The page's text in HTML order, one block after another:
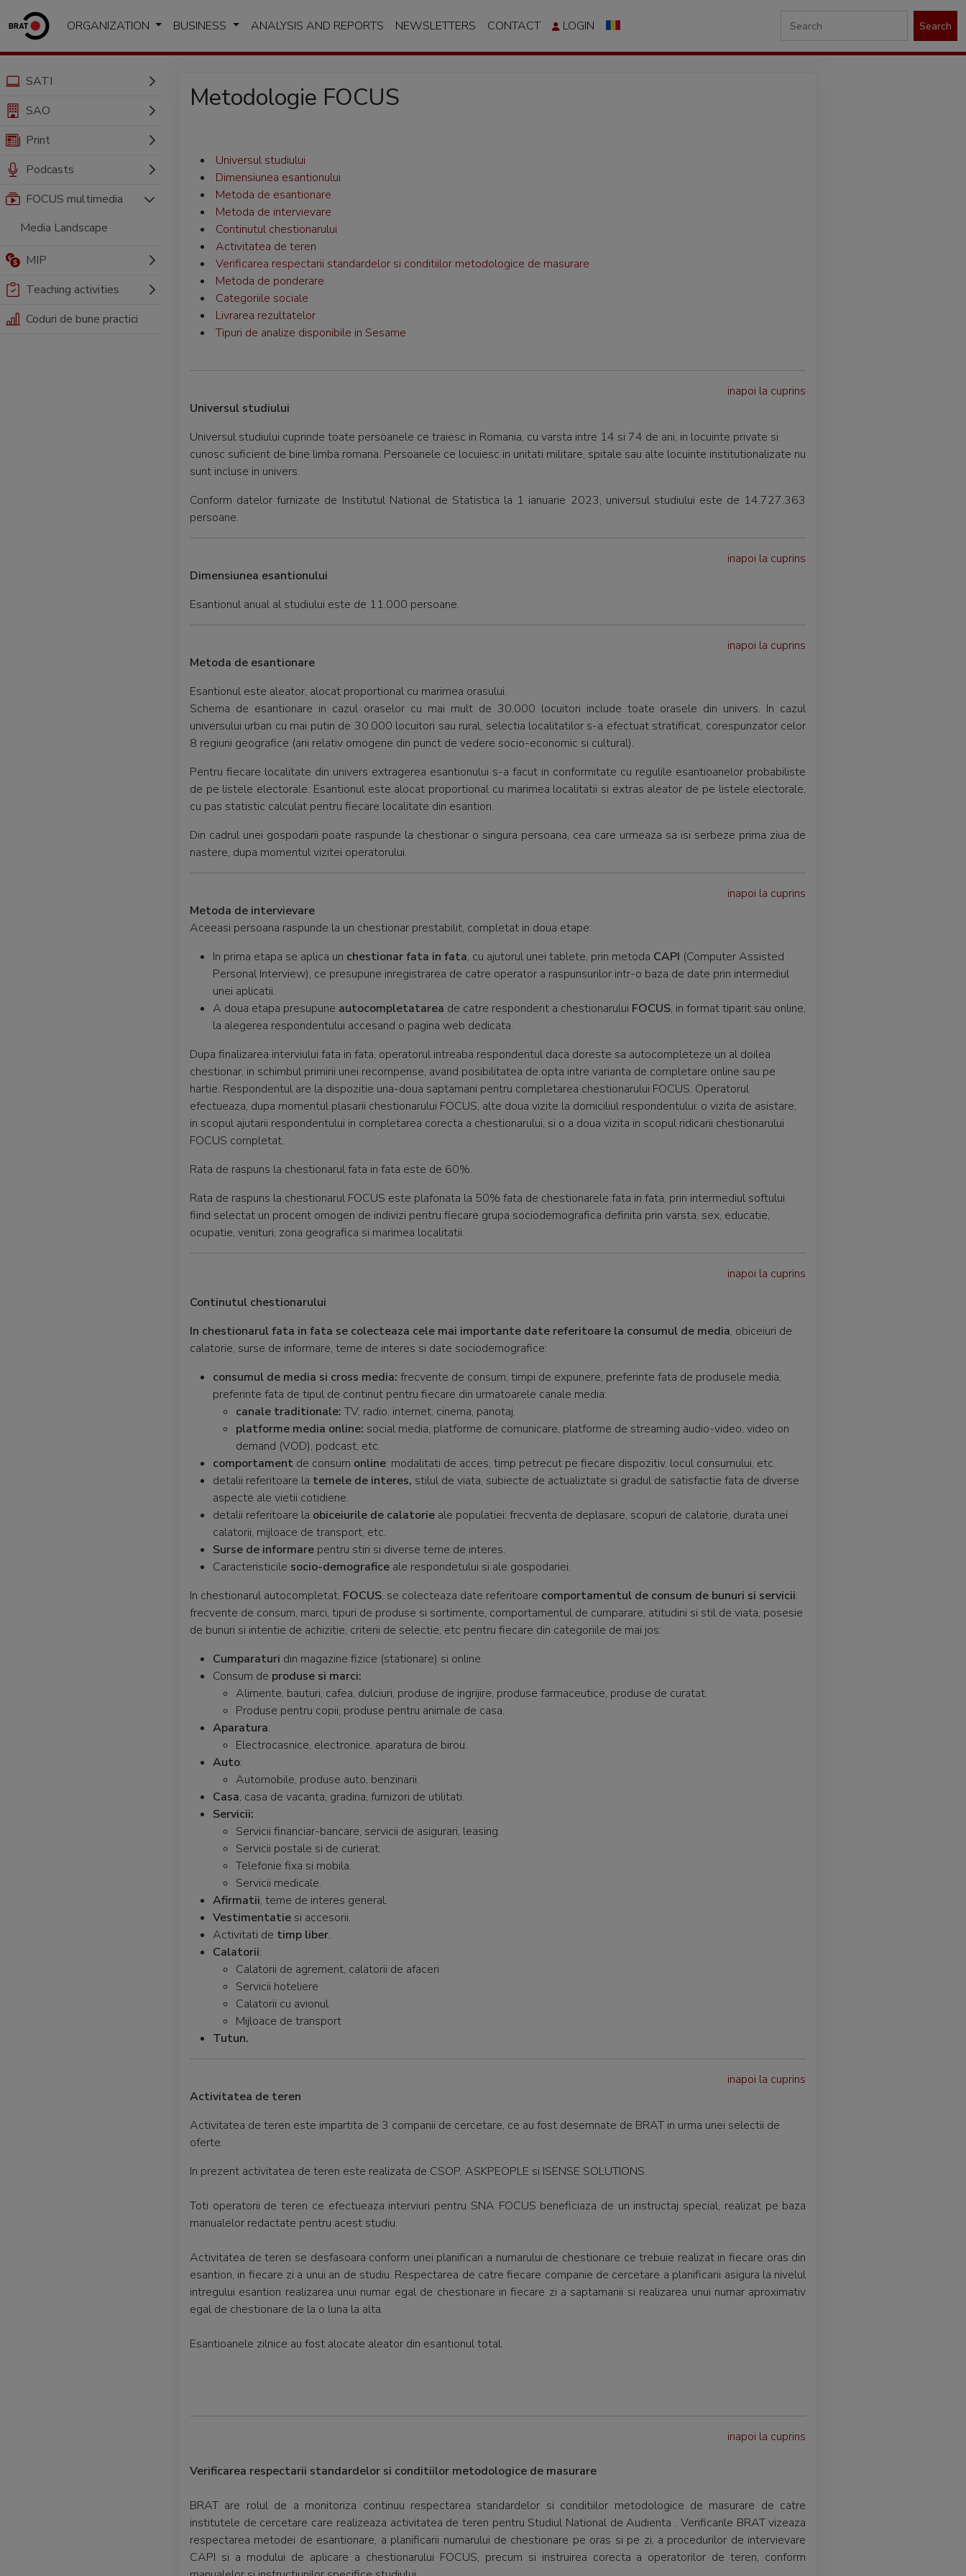
ORGANIZATION BUSINESS ANALYSIS AND REPORTS NEWSLETTERS CONTACT LOGIN Search
SATI
SAO
Print
Podcasts
FOCUS multimedia
Media Landscape
MIP
Teaching activities
Coduri de bune practici
Metodologie FOCUS
Universul studiului
Dimensiunea esantionului
Metoda de esantionare
Metoda de intervievare
Continutul chestionarului
Activitatea de teren
Verificarea respectarii standardelor si conditiilor metodologice de masurare
Metoda de ponderare
Categoriile sociale
Livrarea rezultatelor
Tipuri de analize disponibile in Sesame
inapoi la cuprins
Universul studiului
Universul studiului cuprinde toate persoanele ce traiesc in Romania, cu varsta intre 14 si 74 de ani, in locuinte private si
cunosc suficient de bine limba romana. Persoanele ce locuiesc in unitati militare, spitale sau alte locuinte institutionalizate nu
sunt incluse in univers.
Conform datelor furnizate de Institutul National de Statistica la 1 ianuarie 2023, universul studiului este de 14.727.363
persoane.
inapoi la cuprins
Dimensiunea esantionului
Esantionul anual al studiului este de 11.000 persoane.
inapoi la cuprins
Metoda de esantionare
Esantionul este aleator, alocat proportional cu marimea orasului.
Schema de esantionare in cazul oraselor cu mai mult de 30.000 locuitori include toate orasele din univers. In cazul
universului urban cu mai putin de 30.000 locuitori sau rural, selectia localitatilor s-a efectuat stratificat, corespunzator celor
8 regiuni geografice (arii relativ omogene din punct de vedere socio-economic si cultural).
Pentru fiecare localitate din univers extragerea esantionului s-a facut in conformitate cu regulile esantioanelor probabiliste
de pe listele electorale. Esantionul este alocat proportional cu marimea localitatii si extras aleator de pe listele electorale,
cu pas statistic calculat pentru fiecare localitate din esantion.
Din cadrul unei gospodarii poate raspunde la chestionar o singura persoana, cea care urmeaza sa isi serbeze prima ziua de
nastere, dupa momentul vizitei operatorului.
inapoi la cuprins
Metoda de intervievare
Aceeasi persoana raspunde la un chestionar prestabilit, completat in doua etape:
In prima etapa se aplica un chestionar fata in fata, cu ajutorul unei tablete, prin metoda CAPI (Computer Assisted
Personal Interview), ce presupune inregistrarea de catre operator a raspunsurilor intr-o baza de date prin intermediul
unei aplicatii.
A doua etapa presupune autocompletatarea de catre respondent a chestionarului FOCUS, in format tiparit sau online,
la alegerea respondentului accesand o pagina web dedicata.
Dupa finalizarea interviului fata in fata, operatorul intreaba respondentul daca doreste sa autocompleteze un al doilea
chestionar, in schimbul primirii unei recompense, avand posibilitatea de opta intre varianta de completare online sau pe
hartie. Respondentul are la dispozitie una-doua saptamani pentru completarea chestionarului FOCUS. Operatorul
efectueaza, dupa momentul plasarii chestionarului FOCUS, alte doua vizite la domiciliul respondentului: o vizita de asistare,
in scopul ajutarii respondentului in completarea corecta a chestionarului, si o a doua vizita in scopul ridicarii chestionarului
FOCUS completat.
Rata de raspuns la chestionarul fata in fata este de 60%.
Rata de raspuns la chestionarul FOCUS este plafonata la 50% fata de chestionarele fata in fata, prin intermediul softului
fiind selectat un procent omogen de indivizi pentru fiecare grupa sociodemografica definita prin varsta, sex, educatie,
ocupatie, venituri, zona geografica si marimea localitatii.
inapoi la cuprins
Continutul chestionarului
In chestionarul fata in fata se colecteaza cele mai importante date referitoare la consumul de media, obiceiuri de
calatorie, surse de informare, teme de interes si date sociodemografice:
consumul de media si cross media: frecvente de consum, timpi de expunere, preferinte fata de produsele media,
preferinte fata de tipul de continut pentru fiecare din urmatoarele canale media:
canale traditionale: TV, radio, internet, cinema, panotaj.
platforme media online: social media, platforme de comunicare, platforme de streaming audio-video, video on
demand (VOD), podcast, etc.
comportament de consum online: modalitati de acces, timp petrecut pe fiecare dispozitiv, locul consumului, etc.
detalii referitoare la temele de interes, stilul de viata, subiecte de actualiztate si gradul de satisfactie fata de diverse
aspecte ale vietii cotidiene.
detalii referitoare la obiceiurile de calatorie ale populatiei: frecventa de deplasare, scopuri de calatorie, durata unei
calatorii, mijloace de transport, etc.
Surse de informare pentru stiri si diverse teme de interes.
Caracteristicile socio-demografice ale respondetului si ale gospodariei.
In chestionarul autocompletat, FOCUS, se colecteaza date referitoare comportamentul de consum de bunuri si servicii:
frecvente de consum, marci, tipuri de produse si sortimente, comportamentul de cumparare, atitudini si stil de viata, posesie
de bunuri si intentie de achizitie, criterii de selectie, etc pentru fiecare din categoriile de mai jos:
Cumparaturi din magazine fizice (stationare) si online.
Consum de produse si marci:
Alimente, bauturi, cafea, dulciuri, produse de ingrijire, produse farmaceutice, produse de curatat.
Produse pentru copii, produse pentru animale de casa.
Aparatura:
Electrocasnice, electronice, aparatura de birou.
Auto:
Automobile, produse auto, benzinarii.
Casa, casa de vacanta, gradina, furnizori de utilitati.
Servicii:
Servicii financiar-bancare, servicii de asigurari, leasing.
Servicii postale si de curierat.
Telefonie fixa si mobila.
Servicii medicale.
Afirmatii, teme de interes general.
Vestimentatie si accesorii.
Activitati de timp liber.
Calatorii:
Calatorii de agrement, calatorii de afaceri
Servicii hoteliere
Calatorii cu avionul
Mijloace de transport
Tutun.
inapoi la cuprins
Activitatea de teren
Activitatea de teren este impartita de 3 companii de cercetare, ce au fost desemnate de BRAT in urma unei selectii de
oferte.
In prezent activitatea de teren este realizata de CSOP, ASKPEOPLE si ISENSE SOLUTIONS.
Toti operatorii de teren ce efectueaza interviuri pentru SNA FOCUS beneficiaza de un instructaj special, realizat pe baza
manualelor redactate pentru acest studiu.
Activitatea de teren se desfasoara conform unei planificari a numarului de chestionare ce trebuie realizat in fiecare oras din
esantion, in fiecare zi a unui an de studiu. Respectarea de catre fiecare companie de cercetare a planificarii asigura la nivelul
intregului esantion realizarea unui numar egal de chestionare in fiecare zi a saptamanii si realizarea unui numar aproximativ
egal de chestionare de la o luna la alta.
Esantioanele zilnice au fost alocate aleator din esantionul total.
inapoi la cuprins
Verificarea respectarii standardelor si conditiilor metodologice de masurare
BRAT are rolul de a monitoriza continuu respectarea standardelor si conditiilor metodologice de masurare de catre
institutele de cercetare care realizeaza activitatea de teren pentru Studiul National de Audienta . Verificarile BRAT vizeaza
respectarea metodei de esantionare, a planificarii numarului de chestionare pe oras si pe zi, a procedurilor de intervievare
CAPI si a modului de aplicare a chestionarului FOCUS, precum si instruirea corecta a operatorilor de teren, conform